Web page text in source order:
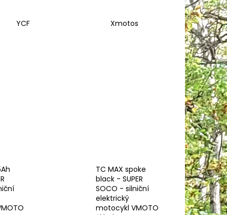
YCF Xmotos
TC MAX spoke
black - SUPER
SOCO - silniční
elektrický
motocykl VMOTO